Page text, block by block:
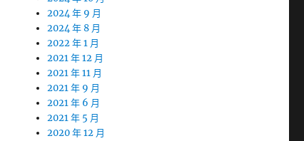
2024 年 9 月
2024 年 8 月
2022 年 1 月
2021 年 12 月
2021 年 11 月
2021 年 9 月
2021 年 6 月
2021 年 5 月
2020 年 12 月